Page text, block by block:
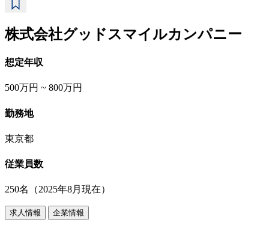
株式会社グッドスマイルカンパニー
想定年収
500万円 ~ 800万円
勤務地
東京都
従業員数
250名（2025年8月現在）
求人情報 企業情報